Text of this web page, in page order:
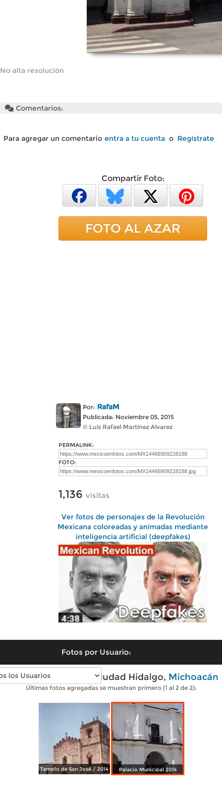
No alta resolución
Comentarios:
Para agregar un comentario entra a tu cuenta o Regístrate
Compartir Foto:
FOTO AL AZAR
Por: RafaM
Publicada: Noviembre 05, 2015
© Luis Rafael Martínez Alvarez
PERMALINK:
FOTO:
1,136 visitas
Ver fotos de personajes de la Revolución
Mexicana coloreadas y animadas mediante
inteligencia artificial (deepfakes)
Fotos por Usuario:
Fotos modernas de Ciudad Hidalgo, Michoacán
Últimas fotos agregadas se muestran primero (1 al 2 de 2):
Templo de San José / 2014 Palacio Municipal 2014